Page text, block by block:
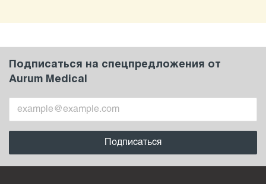
Подписаться на спецпредложения от
Aurum Medical